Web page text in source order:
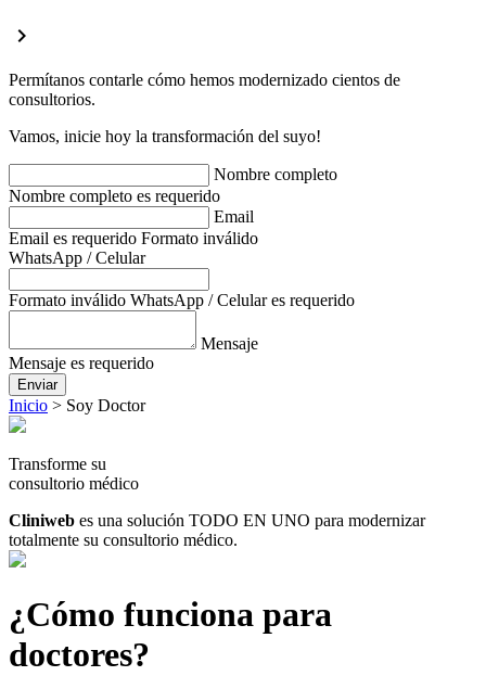
chevron_right
Permítanos contarle cómo hemos modernizado cientos de
consultorios.
Vamos, inicie hoy la transformación del suyo!
Nombre completo
Nombre completo es requerido
Email
Email es requerido Formato inválido
WhatsApp / Celular
Formato inválido WhatsApp / Celular es requerido
Mensaje
Mensaje es requerido
Enviar
Inicio > Soy Doctor
Transforme su
consultorio médico
Cliniweb es una solución TODO EN UNO para modernizar
totalmente su consultorio médico.
¿Cómo funciona para
doctores?